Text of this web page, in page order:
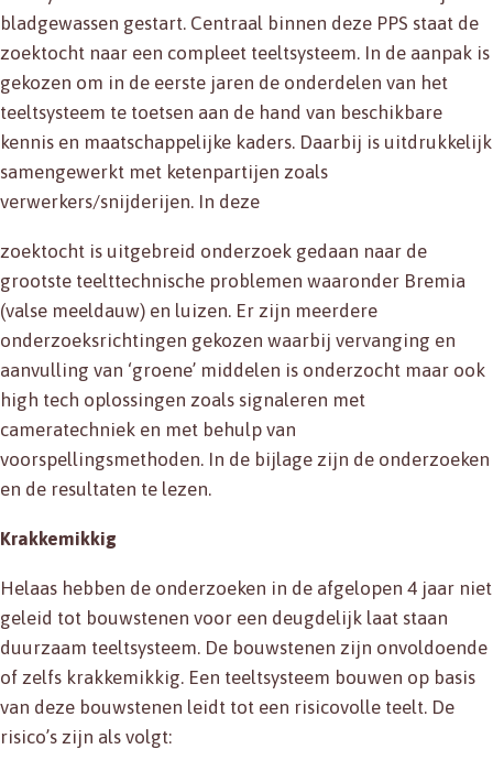
bladgewassen gestart. Centraal binnen deze PPS staat de
zoektocht naar een compleet teeltsysteem. In de aanpak is
gekozen om in de eerste jaren de onderdelen van het
teeltsysteem te toetsen aan de hand van beschikbare
kennis en maatschappelijke kaders. Daarbij is uitdrukkelijk
samengewerkt met ketenpartijen zoals
verwerkers/snijderijen. In deze
zoektocht is uitgebreid onderzoek gedaan naar de
grootste teelttechnische problemen waaronder Bremia
(valse meeldauw) en luizen. Er zijn meerdere
onderzoeksrichtingen gekozen waarbij vervanging en
aanvulling van ‘groene’ middelen is onderzocht maar ook
high tech oplossingen zoals signaleren met
cameratechniek en met behulp van
voorspellingsmethoden. In de bijlage zijn de onderzoeken
en de resultaten te lezen.
Krakkemikkig
Helaas hebben de onderzoeken in de afgelopen 4 jaar niet
geleid tot bouwstenen voor een deugdelijk laat staan
duurzaam teeltsysteem. De bouwstenen zijn onvoldoende
of zelfs krakkemikkig. Een teeltsysteem bouwen op basis
van deze bouwstenen leidt tot een risicovolle teelt. De
risico’s zijn als volgt: